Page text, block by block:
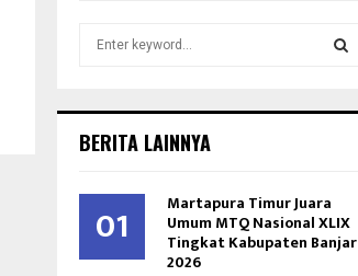
h
o
R
BERITA LAINNYA
01 Martapura Timur Juara
Umum MTQ Nasional XLIX
Tingkat Kabupaten Banjar
2026